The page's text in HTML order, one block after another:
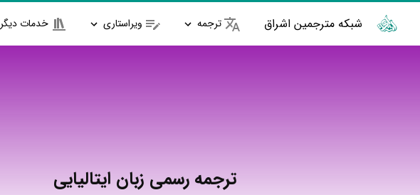
شبکه مترجمین اشراق ترجمه ویراستاری خدمات دیگر
ترجمه رسمی زبان ایتالیایی